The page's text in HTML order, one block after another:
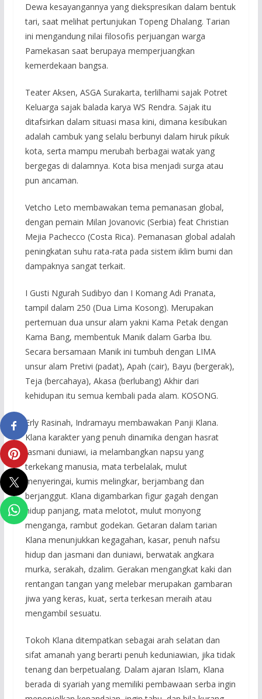
Dewa kesayangannya yang diekspresikan dalam bentuk
tari, saat melihat pertunjukan Topeng Dhalang. Tarian
ini mengandung nilai filosofis perjuangan warga
Pamekasan saat berupaya memperjuangkan
kemerdekaan bangsa.
Teater Aksen, ASGA Surakarta, terlilhami sajak Potret
Keluarga sajak balada karya WS Rendra. Sajak itu
ditafsirkan dalam situasi masa kini, dimana kesibukan
adalah cambuk yang selalu berbunyi dalam hiruk pikuk
kota, serta mampu merubah berbagai watak yang
bergegas di dalamnya. Kota bisa menjadi surga atau
pun ancaman.
Vetcho Leto membawakan tema pemanasan global,
dengan pemain Milan Jovanovic (Serbia) feat Christian
Mejia Pachecco (Costa Rica). Pemanasan global adalah
peningkatan suhu rata-rata pada sistem iklim bumi dan
dampaknya sangat terkait.
I Gusti Ngurah Sudibyo dan I Komang Adi Pranata,
tampil dalam 250 (Dua Lima Kosong). Merupakan
pertemuan dua unsur alam yakni Kama Petak dengan
Kama Bang, membentuk Manik dalam Garba Ibu.
Secara bersamaan Manik ini tumbuh dengan LIMA
unsur alam Pretivi (padat), Apah (cair), Bayu (bergerak),
Teja (bercahaya), Akasa (berlubang) Akhir dari
kehidupan itu semua kembali pada alam. KOSONG.
Erly Rasinah, Indramayu membawakan Panji Klana.
Klana karakter yang penuh dinamika dengan hasrat
jasmani duniawi, ia melambangkan napsu yang
terkekang manusia, mata terbelalak, mulut
menyeringai, kumis melingkar, berjambang dan
berjanggut. Klana digambarkan figur gagah dengan
hidup panjang, mata melotot, mulut monyong
menganga, rambut godekan. Getaran dalam tarian
Klana menunjukkan kegagahan, kasar, penuh nafsu
hidup dan jasmani dan duniawi, berwatak angkara
murka, serakah, dzalim. Gerakan mengangkat kaki dan
rentangan tangan yang melebar merupakan gambaran
jiwa yang keras, kuat, serta terkesan meraih atau
mengambil sesuatu.
Tokoh Klana ditempatkan sebagai arah selatan dan
sifat amanah yang berarti penuh keduniawian, jika tidak
tenang dan berpetualang. Dalam ajaran Islam, Klana
berada di syariah yang memiliki pembawaan serba ingin